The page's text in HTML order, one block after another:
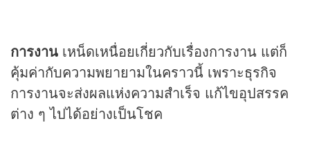
การงาน เหน็ดเหนื่อยเกี่ยวกับเรื่องการงาน แต่ก็
คุ้มค่ากับความพยายามในคราวนี้ เพราะธุรกิจ
การงานจะส่งผลแห่งความสำเร็จ แก้ไขอุปสรรค
ต่าง ๆ ไปได้อย่างเป็นโชค